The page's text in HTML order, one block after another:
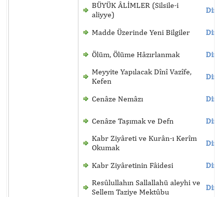
BÜYÜK ÂLİMLER (Silsile-i
aliyye)
Madde Üzerinde Yeni Bilgiler
Ölüm, Ölüme Hâzırlanmak
Meyyite Yapılacak Dînî Vazîfe,
Kefen
Cenâze Nemâzı
Cenâze Taşımak ve Defn
Kabr Ziyâreti ve Kurân-ı Kerîm
Okumak
Kabr Ziyâretinin Fâidesi
Resûlullahın Sallallahü aleyhi ve
Sellem Taziye Mektûbu